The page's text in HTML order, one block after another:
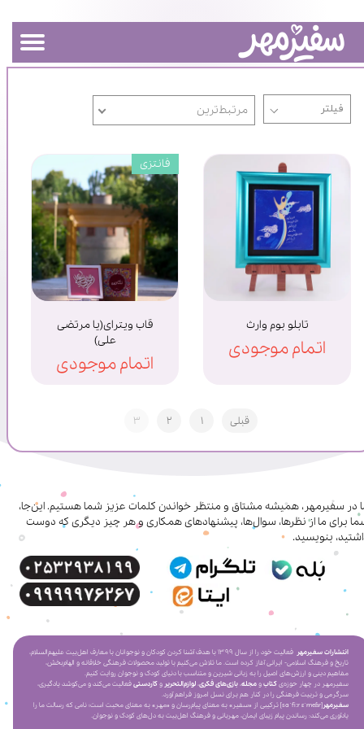
مرتبط‌ترین
تابلو بوم وارث
اتمام موجودی
قاب ویترای(یا مرتضی
علی)
اتمام موجودی
فانتزی
قبلی ۱ ۲ ۳
در سفیرمهر، همیشه مشتاق و منتظر خواندن کلمات عزیز شما هستیم. این‌جا،
برای ما از نظرها، سوال‌ها، پیشنهادهای همکاری‌ و هر چیز دیگری که دوست
بنویسید.
انتشارات سفیرمهر
فعالیت خود را از سال ۱۳۹۹ با هدف آشنا کردن کودکان و نوجوانان با معارف اهل‌بیت علیهم‌السلام،
تاریخ و فرهنگ اسلامی- ایرانی آغاز کرده است. ما تلاش می‌کنیم با تولید محصولات فرهنگی خلاقانه و الهام‌بخش،
مفاهیم دینی و ارزش‌های اصیل را به زبانی شیرین و متناسب با دنیای کودک و نوجوان روایت کنیم.
سفیرمهر در چهار حوزه‌یکتابومجله،بازی‌های فکری،لوازم‌التحریروکاردستیفعالیت می‌کند و می‌کوشد یادگیری،
سرگرمی و تربیت فرهنگی را در کنار هم برای نسل امروز فراهم آورد.
سفیرمهر
[saˈfiːr ɛˈmeɦr] ترکیبی از «سفیر» به معنای پیام‌رسان و «مهر» به معنای محبت است؛ نامی که رسالت ما را
یادآوری می‌کند: رساندن پیام زیبای ایمان، مهربانی و فرهنگ اهل‌بیت به دل‌های کودک و نوجوان.